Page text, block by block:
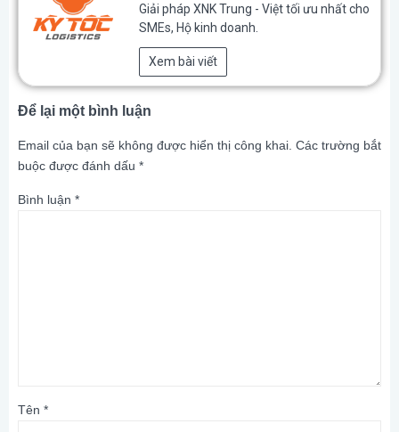
Giải pháp XNK Trung - Việt tối ưu nhất cho
SMEs, Hộ kinh doanh.
Xem bài viết
Để lại một bình luận
Email của bạn sẽ không được hiển thị công khai. Các trường bắt
buộc được đánh dấu *
Bình luận *
Tên *